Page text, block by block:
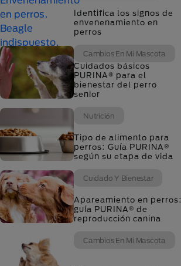
Identifica los signos de
envenenamiento en
perros
Cambios En Mi Mascota
Cuidados básicos
PURINA® para el
bienestar del perro
senior
Nutrición
Tipo de alimento para
perros: Guía PURINA®
según su etapa de vida
Cuidado Y Bienestar
Apareamiento en perros:
guía PURINA® de
reproducción canina
Cambios En Mi Mascota